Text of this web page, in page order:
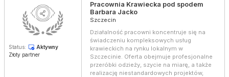
Status:
Aktywny
Złoty partner
Pracownia Krawiecka pod spodem
Barbara Jacko
Szczecin
Działalność pracowni koncentruje się na
świadczeniu kompleksowych usług
krawieckich na rynku lokalnym w
Szczecinie. Oferta obejmuje profesjonalne
przeróbki odzieży, szycie na miarę, a także
realizację niestandardowych projektów,